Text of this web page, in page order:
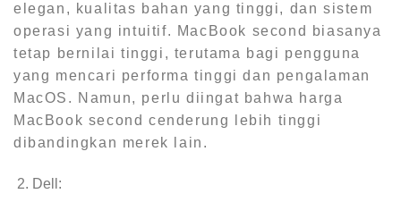
elegan, kualitas bahan yang tinggi, dan sistem
operasi yang intuitif. MacBook second biasanya
tetap bernilai tinggi, terutama bagi pengguna
yang mencari performa tinggi dan pengalaman
MacOS. Namun, perlu diingat bahwa harga
MacBook second cenderung lebih tinggi
dibandingkan merek lain.
Dell: